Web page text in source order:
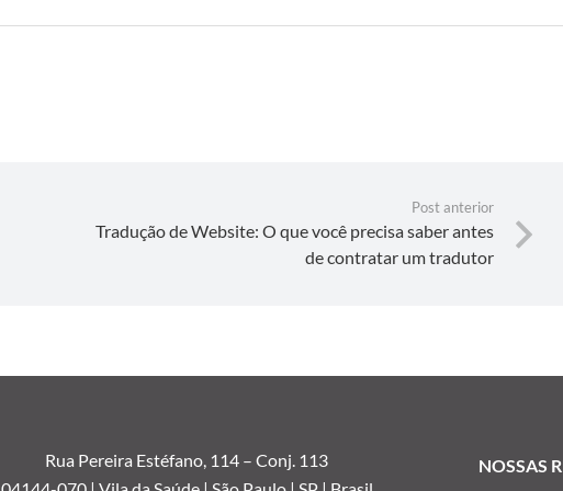
Post anterior
Tradução de Website: O que você precisa saber antes
de contratar um tradutor
Rua Pereira Estéfano, 114 –Conj. 113
NOSSAS